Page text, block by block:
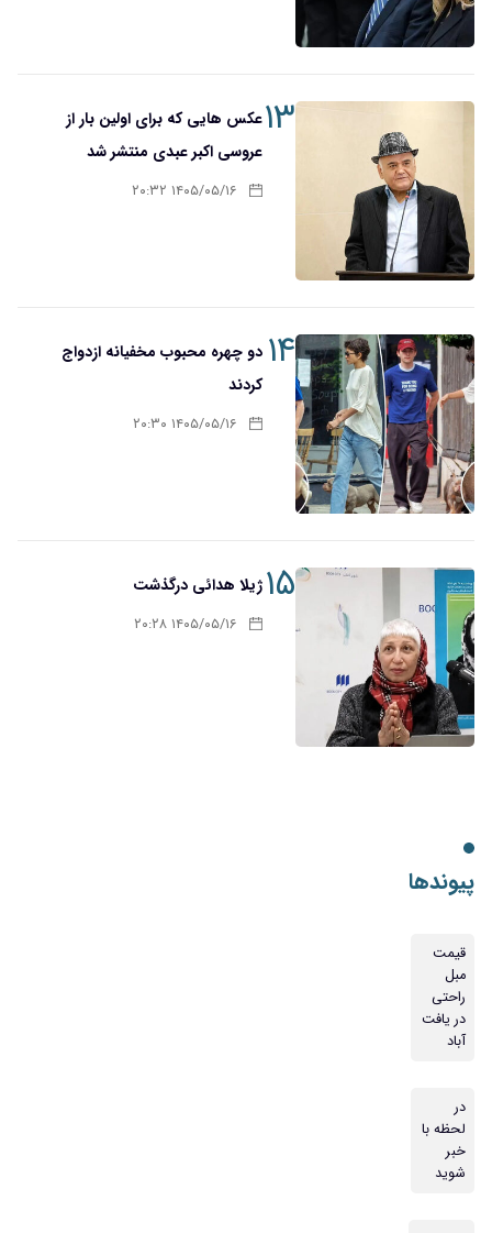
۱۳ عکس هایی که برای اولین بار از
عروسی اکبر عبدی منتشر شد
۱۴۰۵/۰۵/۱۶ ۲۰:۳۲
۱۴دو چهره محبوب مخفیانه ازدواج
کردند
۱۴۰۵/۰۵/۱۶ ۲۰:۳۰
۱۵ژیلا هدائی درگذشت
۱۴۰۵/۰۵/۱۶ ۲۰:۲۸